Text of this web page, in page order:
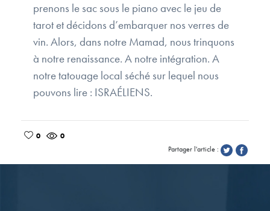
prenons le sac sous le piano avec le jeu de
tarot et décidons d’embarquer nos verres de
vin. Alors, dans notre Mamad, nous trinquons
à notre renaissance. A notre intégration. A
notre tatouage local séché sur lequel nous
pouvons lire : ISRAÉLIENS.
0
0
Partager l'article :